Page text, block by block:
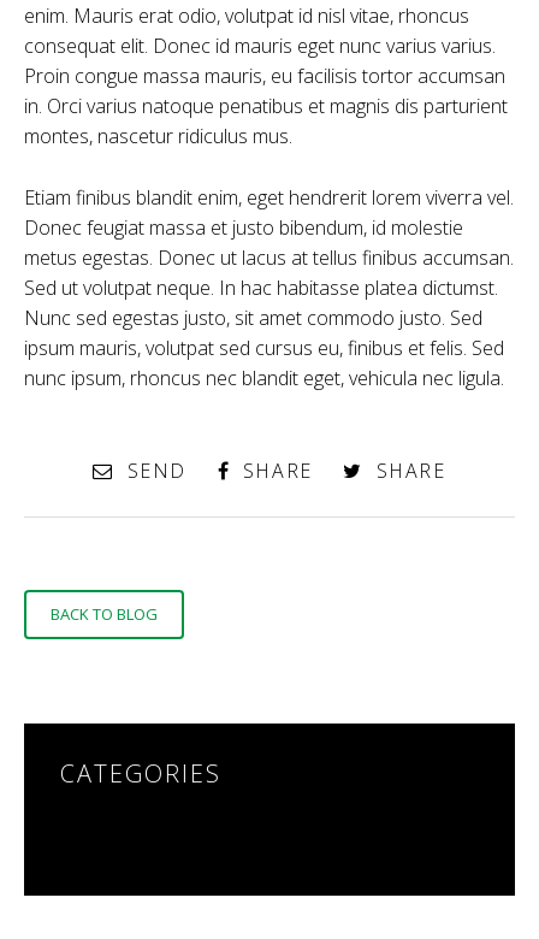
enim. Mauris erat odio, volutpat id nisl vitae, rhoncus
consequat elit. Donec id mauris eget nunc varius varius.
Proin congue massa mauris, eu facilisis tortor accumsan
in. Orci varius natoque penatibus et magnis dis parturient
montes, nascetur ridiculus mus.
Etiam finibus blandit enim, eget hendrerit lorem viverra vel.
Donec feugiat massa et justo bibendum, id molestie
metus egestas. Donec ut lacus at tellus finibus accumsan.
Sed ut volutpat neque. In hac habitasse platea dictumst.
Nunc sed egestas justo, sit amet commodo justo. Sed
ipsum mauris, volutpat sed cursus eu, finibus et felis. Sed
nunc ipsum, rhoncus nec blandit eget, vehicula nec ligula.
SEND SHARE SHARE
BACK TO BLOG
CATEGORIES